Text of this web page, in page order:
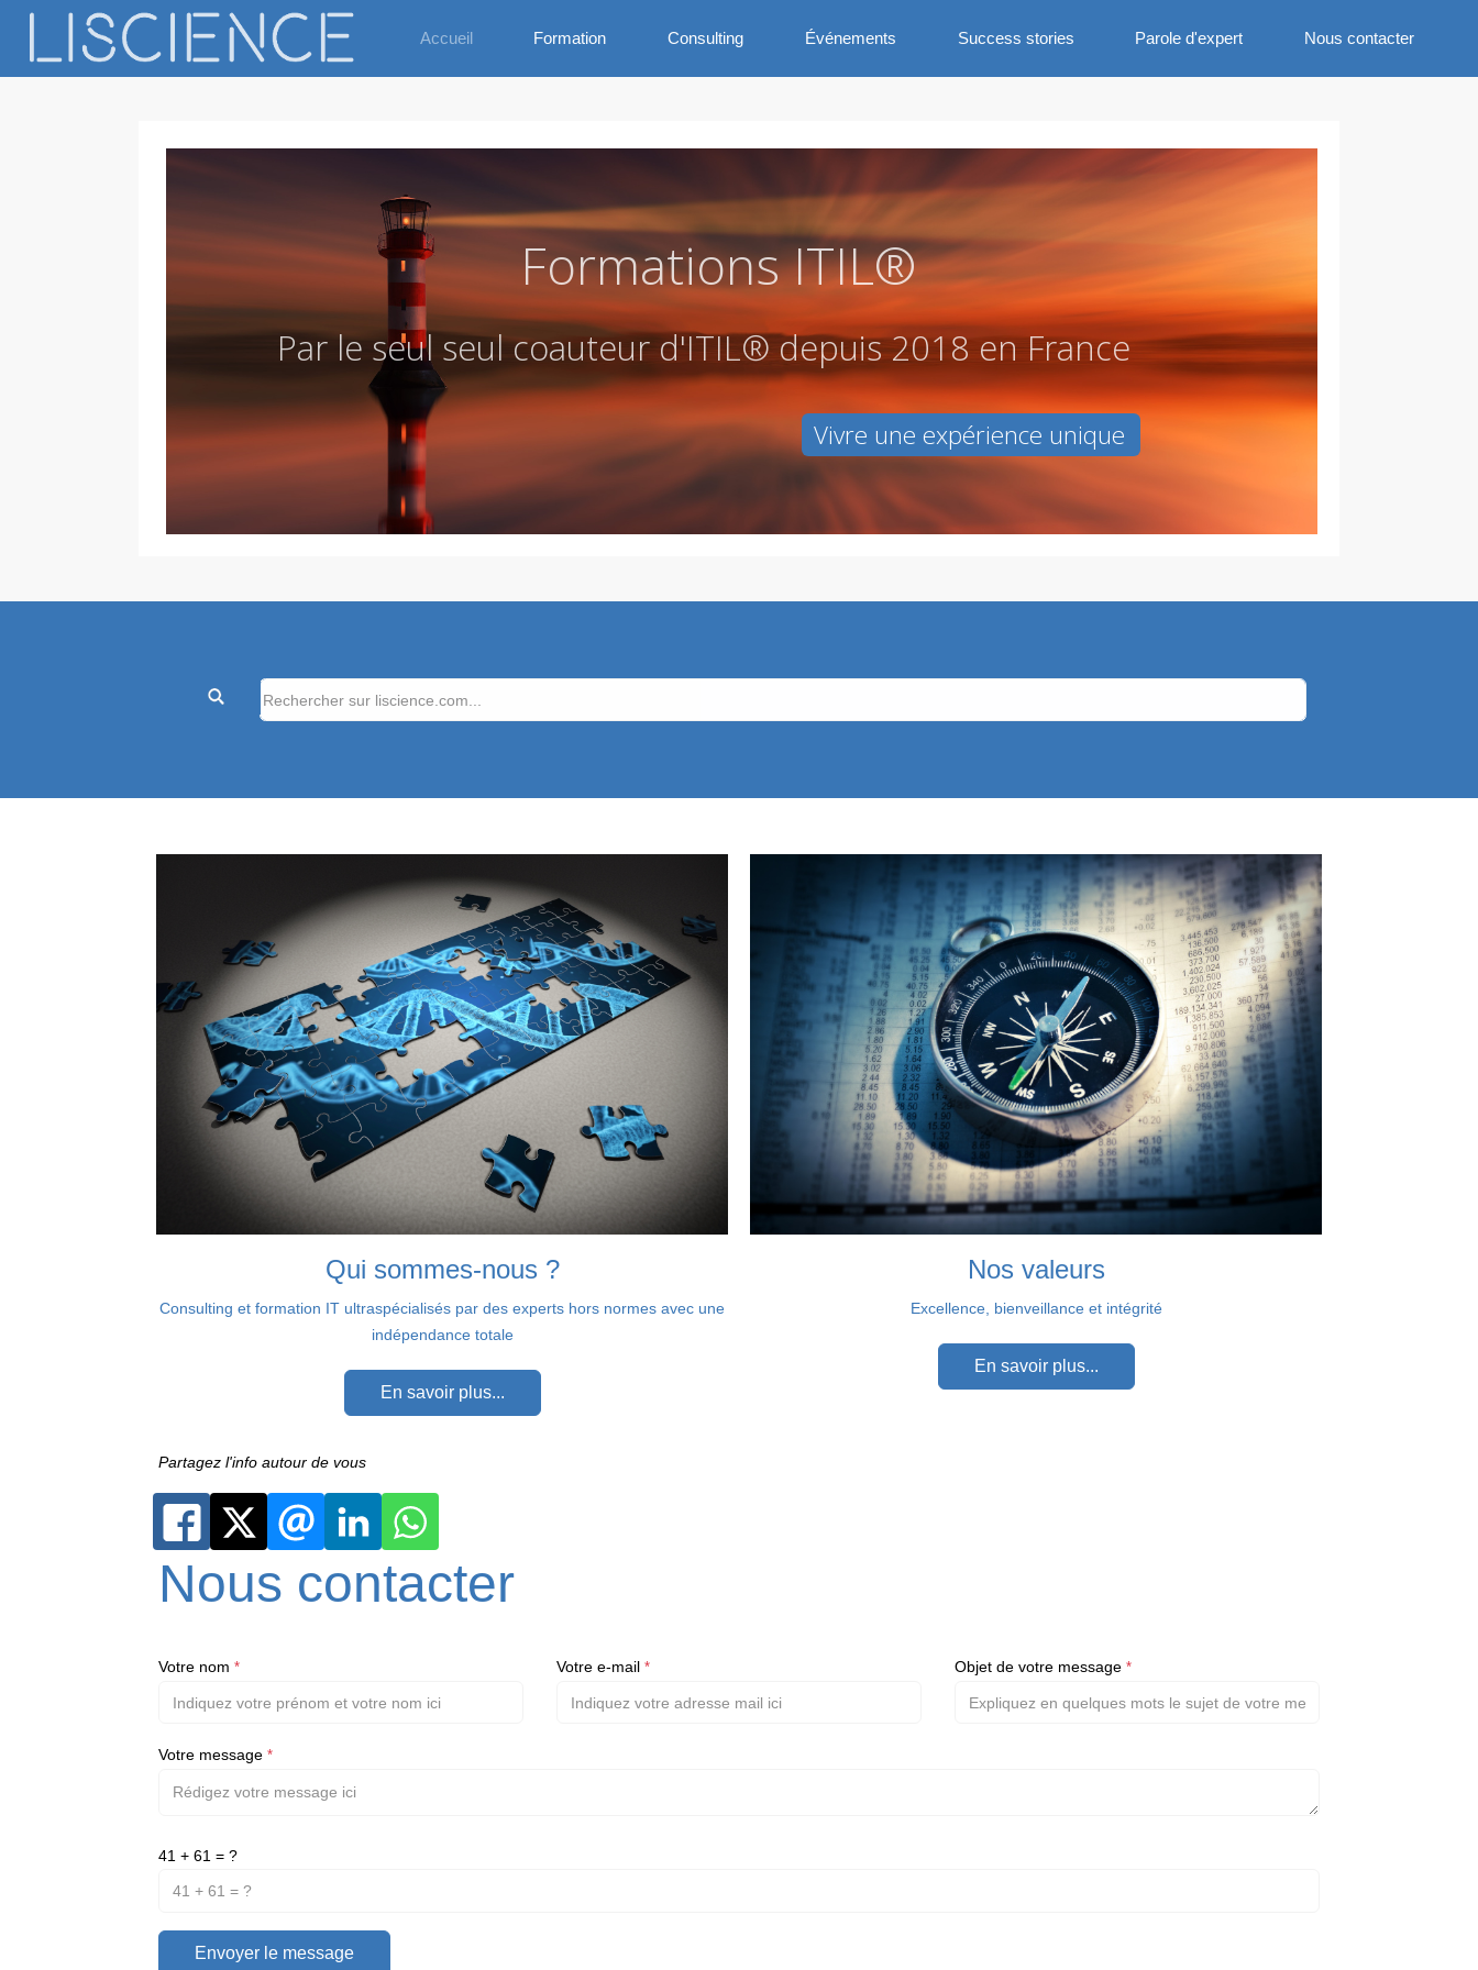
Accueil Formation Consulting Événements Success stories Parole d'expert Nous contacter
Formations ITIL®
Parleseulseulcoauteurd'ITIL®depuis2018enFrance
Vivre une expérience unique
Qui sommes-nous ?
Consulting et formation IT ultraspécialisés par des experts hors normes avec une
indépendance totale
En savoir plus...
Nos valeurs
Excellence, bienveillance et intégrité
En savoir plus...
Partagez l'info autour de vous
Nous contacter
Votre nom * Votre e-mail * Objet de votre message *
Votre message *
41 + 61 = ?
Envoyer le message